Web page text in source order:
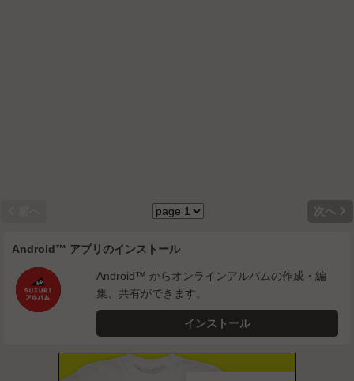
次へ 
Android™ アプリのインストール
Android™ からオンラインアルバムの作成・編
集、共有ができます。
インストール